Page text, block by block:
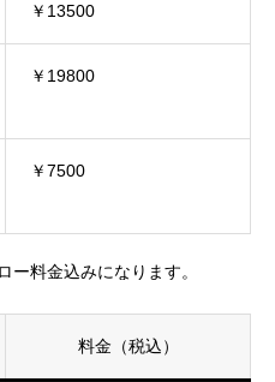
￥13500
￥19800
￥7500
料金込みになります。
料金（税込）